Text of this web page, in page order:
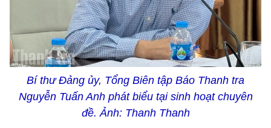
Bí thư Đảng ủy, Tổng Biên tập Báo Thanh tra
Nguyễn Tuấn Anh phát biểu tại sinh hoạt chuyên
đề. Ảnh: Thanh Thanh